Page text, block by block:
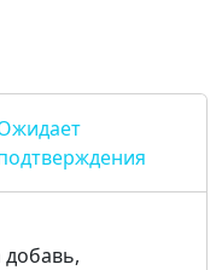
добавь,